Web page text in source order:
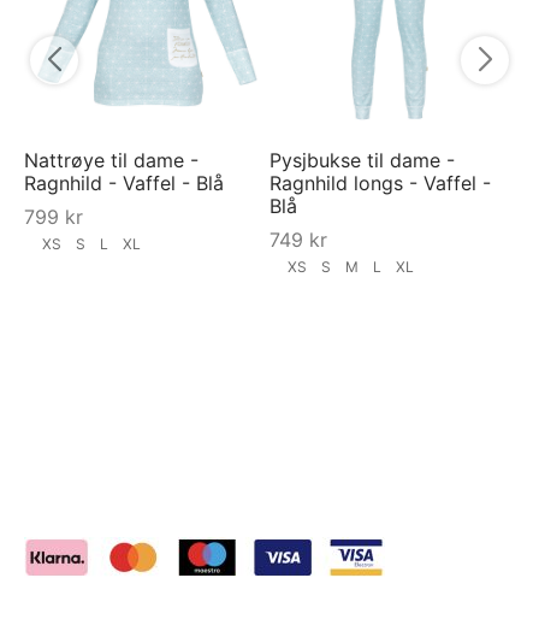
Nattrøye til dame -
Ragnhild - Vaffel - Blå
799 kr
XS S L XL
Pysjbukse til dame -
Ragnhild longs - Vaffel -
Blå
749 kr
XS S M L XL